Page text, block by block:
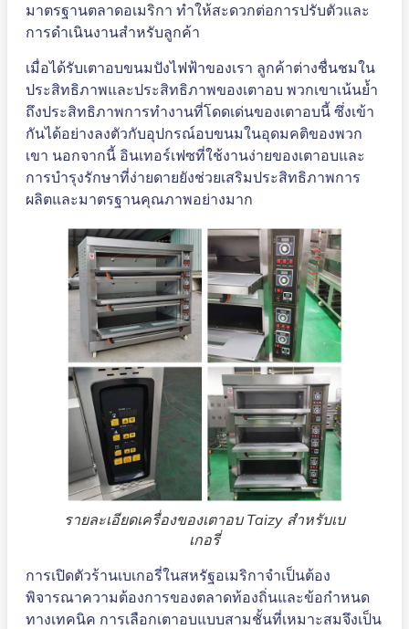
มาตรฐานตลาดอเมริกา ทำให้สะดวกต่อการปรับตัวและ
การดำเนินงานสำหรับลูกค้า
เมื่อได้รับเตาอบขนมปังไฟฟ้าของเรา ลูกค้าต่างชื่นชมใน
ประสิทธิภาพและประสิทธิภาพของเตาอบ พวกเขาเน้นย้ำ
ถึงประสิทธิภาพการทำงานที่โดดเด่นของเตาอบนี้ ซึ่งเข้า
กันได้อย่างลงตัวกับอุปกรณ์อบขนมในอุดมคติของพวก
เขา นอกจากนี้ อินเทอร์เฟซที่ใช้งานง่ายของเตาอบและ
การบำรุงรักษาที่ง่ายดายยังช่วยเสริมประสิทธิภาพการ
ผลิตและมาตรฐานคุณภาพอย่างมาก
รายละเอียดเครื่องของเตาอบ Taizy สำหรับเบ
เกอรี่
การเปิดตัวร้านเบเกอรี่ในสหรัฐอเมริกาจำเป็นต้อง
พิจารณาความต้องการของตลาดท้องถิ่นและข้อกำหนด
ทางเทคนิค การเลือกเตาอบแบบสามชั้นที่เหมาะสมจึงเป็น